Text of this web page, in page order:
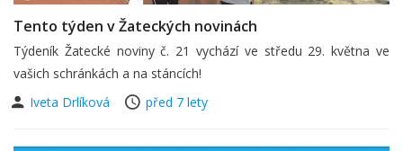
Tento týden v Žateckých novinách
Týdeník Žatecké noviny č. 21 vychází ve středu 29. května ve
vašich schránkách a na stáncích!
Iveta Drlíková
před 7 lety